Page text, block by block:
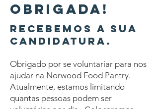
Obrigada!
Recebemos a sua
candidatura.
Obrigado por se voluntariar para nos
ajudar na Norwood Food Pantry.
Atualmente, estamos limitando
quantas pessoas podem ser